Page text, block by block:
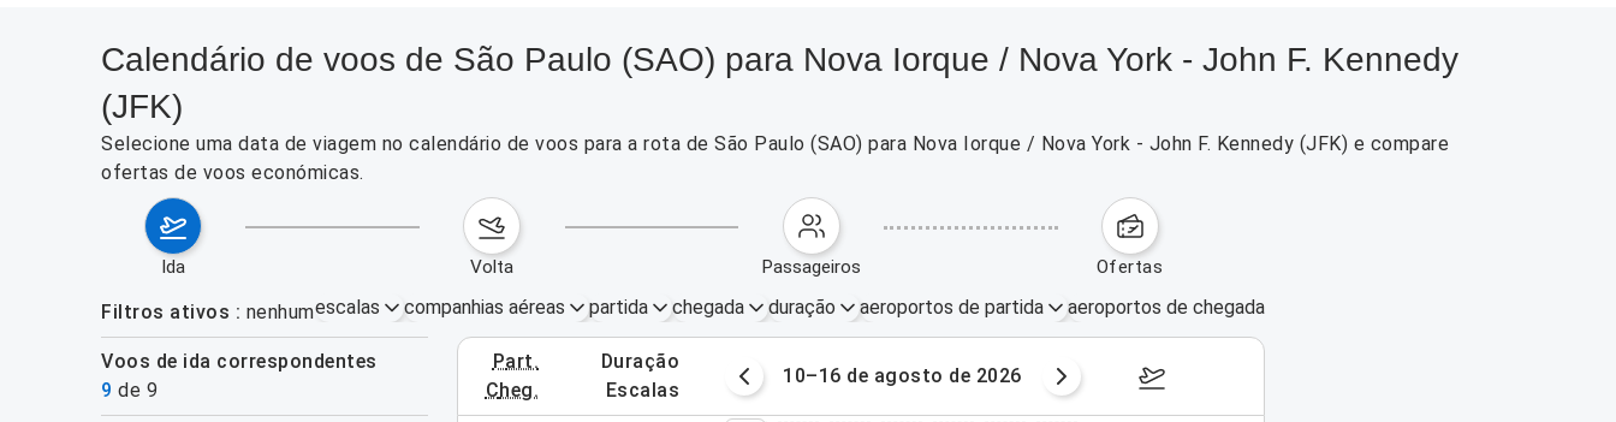
Calendário de voos de São Paulo (SAO) para Nova Iorque / Nova York - John F. Kennedy
(JFK)
Selecione uma data de viagem no calendário de voos para a rota de São Paulo (SAO) para Nova Iorque / Nova York - John F. Kennedy (JFK) e compare
ofertas de voos económicas.
ida volta passageiros ofertas
Filtros ativos nenhumescalas companhias aéreas partida chegada duração aeroportos de partida aeroportos de chegada
Voos de ida correspondentes
9 de 9
part.
cheg.
duração
escalas
3–9 de agosto de 2026 10–16 de agosto de 2026 17–23 de agosto de 2026